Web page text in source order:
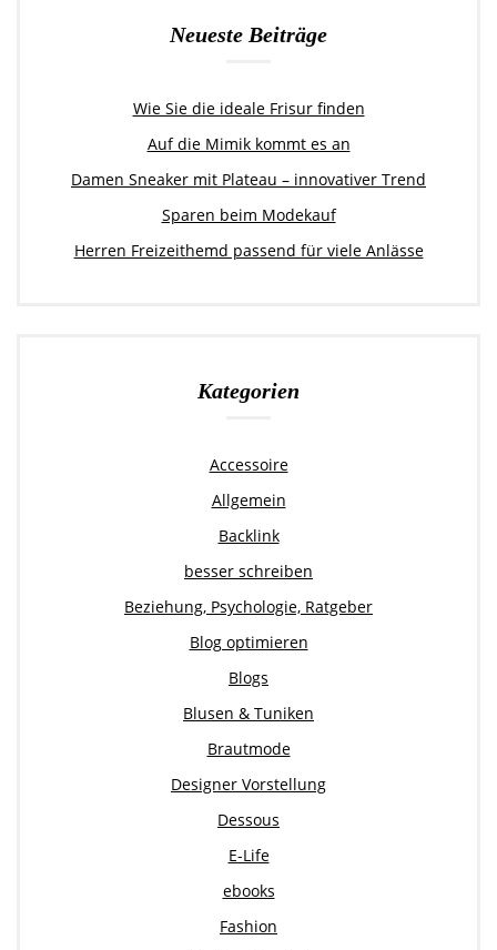
Neueste Beiträge
Wie Sie die ideale Frisur finden
Auf die Mimik kommt es an
Damen Sneaker mit Plateau – innovativer Trend
Sparen beim Modekauf
Herren Freizeithemd passend für viele Anlässe
Kategorien
Accessoire
Allgemein
Backlink
besser schreiben
Beziehung, Psychologie, Ratgeber
Blog optimieren
Blogs
Blusen & Tuniken
Brautmode
Designer Vorstellung
Dessous
E-Life
ebooks
Fashion